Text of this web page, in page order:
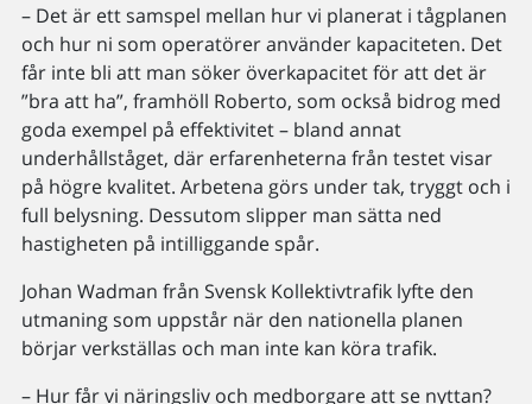
– Det är ett samspel mellan hur vi planerat i tågplanen
och hur ni som operatörer använder kapaciteten. Det
får inte bli att man söker överkapacitet för att det är
”bra att ha”, framhöll Roberto, som också bidrog med
goda exempel på effektivitet – bland annat
underhållståget, där erfarenheterna från testet visar
på högre kvalitet. Arbetena görs under tak, tryggt och i
full belysning. Dessutom slipper man sätta ned
hastigheten på intilliggande spår.
Johan Wadman från Svensk Kollektivtrafik lyfte den
utmaning som uppstår när den nationella planen
börjar verkställas och man inte kan köra trafik.
– Hur får vi näringsliv och medborgare att se nyttan?